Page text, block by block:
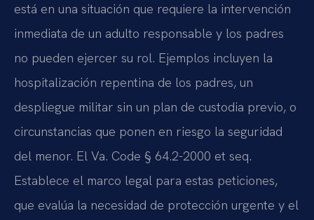
está en una situación que requiere la intervención
inmediata de un adulto responsable y los padres
no pueden ejercer su rol. Ejemplos incluyen la
hospitalización repentina de los padres, un
despliegue militar sin un plan de custodia previo, o
circunstancias que ponen en riesgo la seguridad
del menor. El Va. Code § 64.2-2000 et seq.
Establece el marco legal para estas peticiones,
que evalúa la necesidad de protección urgente y el